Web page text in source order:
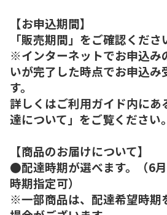
【お申込期間】
「販売期間」をご確認くださ
※インターネットでお申込み
いが完了した時点でお申込み
す。
詳しくはご利用ガイド内にあ
達について」をご覧ください。
【商品のお届けについて】
●配達時期が選べます。（6
時期指定可）
※一部商品は、配達希望時期